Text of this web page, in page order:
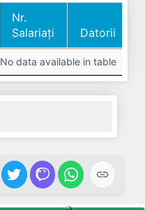
Nr.
Salariați
Datorii
Nr.
Salariați
Datorii
No data available in table